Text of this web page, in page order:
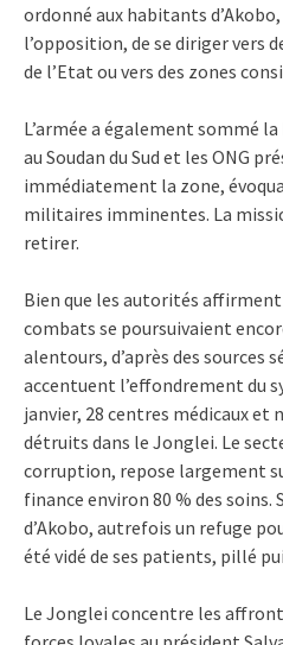
ordonné aux habitants
l’opposition, de se diriger vers
de l’Etat ou vers des zones
L’armée a également sommé
au Soudan du Sud et les ONG
immédiatement la zone,
militaires imminentes. La
retirer.
Bien que les autorités
combats se poursuivaient
alentours, d’après des sources
accentuent l’effondrement du
janvier, 28 centres médicaux
détruits dans le Jonglei. Le
corruption, repose largement
finance environ 80 % des soins.
d’Akobo, autrefois un refuge
été vidé de ses patients, pillé
Le Jonglei concentre les